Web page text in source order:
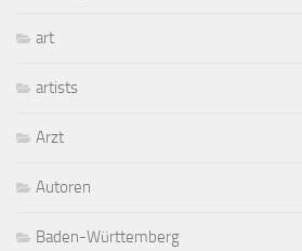
art
artists
Arzt
Autoren
Baden-Württemberg